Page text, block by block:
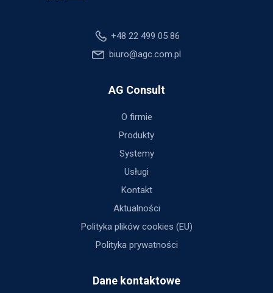
+48 22 499 05 86
biuro@agc.com.pl
AG Consult
O firmie
Produkty
Systemy
Usługi
Kontakt
Aktualności
Polityka plików cookies (EU)
Polityka prywatności
Dane kontaktowe